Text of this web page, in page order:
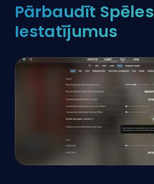
Pārbaudīt Spēles
Iestatījumus